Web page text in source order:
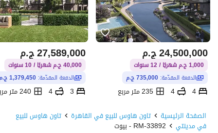
ج.م24,500,000
1,000 ج.م شهريًا / 12 سنوات
الدفعة المقدّمة: 735,000 ج.م
4
4
235 متر مربع
ج.م27,589,000
40,000 ج.م شهريًا / 10 سنوات
الدفعة المقدّمة: 1,379,450 ج.م
3
4
240 متر مربع
الصفحة الرئيسية
تاون هاوس للبيع في القاهرة تاون هاوس للبيع
في مدينتي RM-33892 - بيوت